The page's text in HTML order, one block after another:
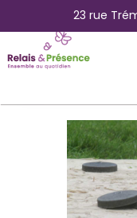
contenu
Accueil
L’Association
La Plateforme
23 rue